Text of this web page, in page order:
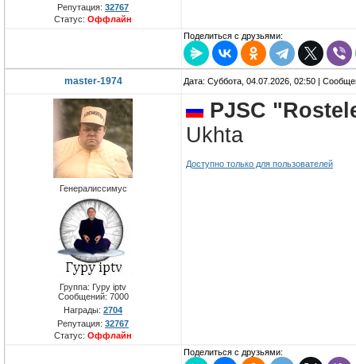
Репутация: 32767
Статус: Оффлайн
Поделиться с друзьями:
master-1974 Дата: Суббота, 04.07.2026, 02:50 |
Генералиссимус
Группа: Гуру iptv
Сообщений: 7000
Награды: 2704
Репутация: 32767
Статус: Оффлайн
PJSC
Ukhta
Доступно только для пользователей
Поделиться с друзьями: